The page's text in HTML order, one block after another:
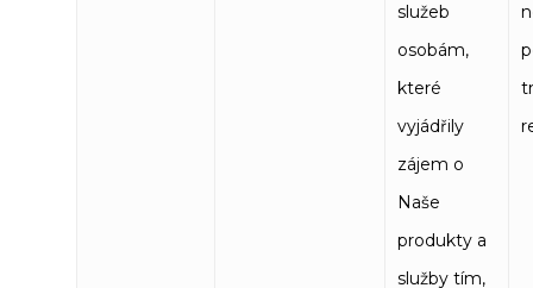
služeb
osobám,
které
vyjádřily
zájem o
Naše
produkty a
služby tím,